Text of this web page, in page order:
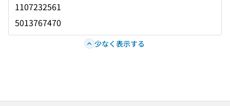
1107232561
5013767470
少なく表示する